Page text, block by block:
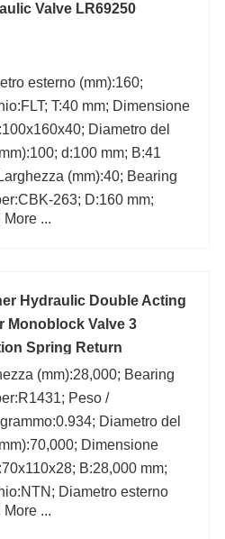
Valve LR69250
esterno (mm):160;
T:40 mm; Dimensione
Diametro del
d:100 mm; B:41
(mm):40; Bearing
263; D:160 mm;
More ...
Hydraulic Double Acting
Monoblock Valve 3
Spring Return
(mm):28,000; Bearing
Peso /
Diametro del
Dimensione
B:28,000 mm;
Diametro esterno
Gruppo di
More ...